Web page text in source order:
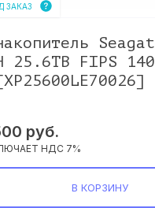
ЗАКАЗ
25.6TB FIPS
руб.
НДС 7%
В КОРЗИНУ